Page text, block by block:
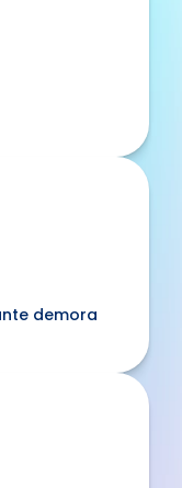
demora